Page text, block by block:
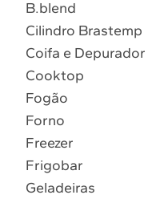
5 º Cooktop
6º Microondas Brastemp
7º Forno
8º Embutir
9º Lava Seca
B.blend
Cilindro Brastemp
Coifa e Depurador
Cooktop
Fogão
Forno
Freezer
Frigobar
Geladeiras